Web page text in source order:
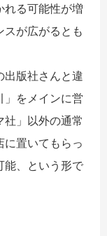
れる可能性が増
スが広がるとも
版社さんと違
」をメインに営
」以外の通常
置いてもらっ
能、という形で